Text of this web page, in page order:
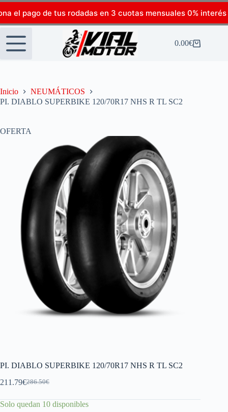
el pago de tus rodadas en 3 cuotas mensuales 0% interés
0.00€
Inicio
NEUMÁTICOS
PI. DIABLO SUPERBIKE 120/70R17 NHS R TL SC2
OFERTA
PI. DIABLO SUPERBIKE 120/70R17 NHS R TL SC2
286.50€
211.79€
Solo quedan 10 disponibles